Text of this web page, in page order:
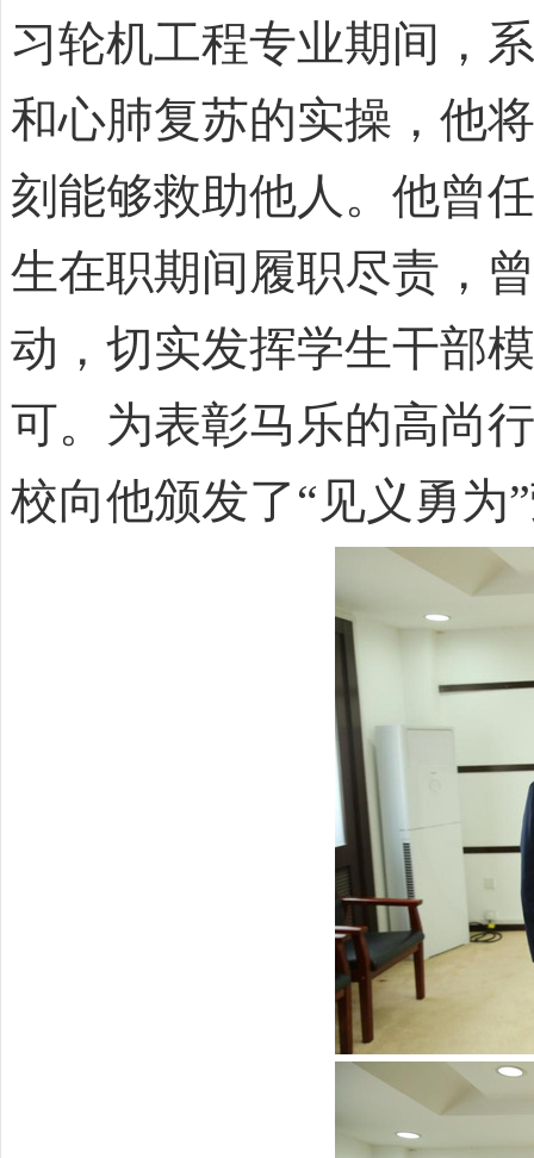
习轮机工程专业期间，
和心肺复苏的实操，他
刻能够救助他人。他曾
生在职期间履职尽责，
动，切实发挥学生干部
可。为表彰马乐的高尚
校向他颁发了“见义勇为